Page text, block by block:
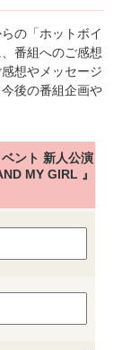
の「ホットボイ
番組へのご感想
想やメッセージ
後の番組企画や
ント 新人公演
MY GIRL 』